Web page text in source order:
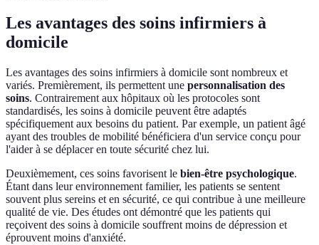
Les avantages des soins infirmiers à
domicile
Les avantages des soins infirmiers à domicile sont nombreux et
variés. Premièrement, ils permettent une personnalisation des
soins. Contrairement aux hôpitaux où les protocoles sont
standardisés, les soins à domicile peuvent être adaptés
spécifiquement aux besoins du patient. Par exemple, un patient âgé
ayant des troubles de mobilité bénéficiera d'un service conçu pour
l'aider à se déplacer en toute sécurité chez lui.
Deuxièmement, ces soins favorisent le bien-être psychologique.
Étant dans leur environnement familier, les patients se sentent
souvent plus sereins et en sécurité, ce qui contribue à une meilleure
qualité de vie. Des études ont démontré que les patients qui
reçoivent des soins à domicile souffrent moins de dépression et
éprouvent moins d'anxiété.